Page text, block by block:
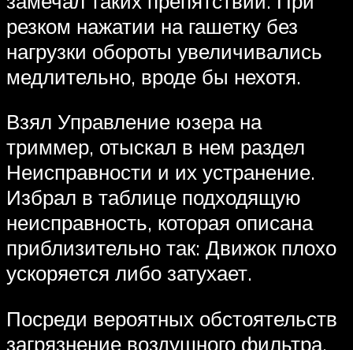
резком нажатии на гашетку без
нагрузки обороты увеличивались
медлительно, вроде бы нехотя.
Взял Управление юзера на
триммер, отыскал в нем раздел
Неисправности и их устранение.
Избрал в таблице подходящую
неисправность, которая описана
приблизительно так: Движок плохо
ускоряется либо затухает.
Посреди вероятных обстоятельств
загрязнение воздушного фильтра,